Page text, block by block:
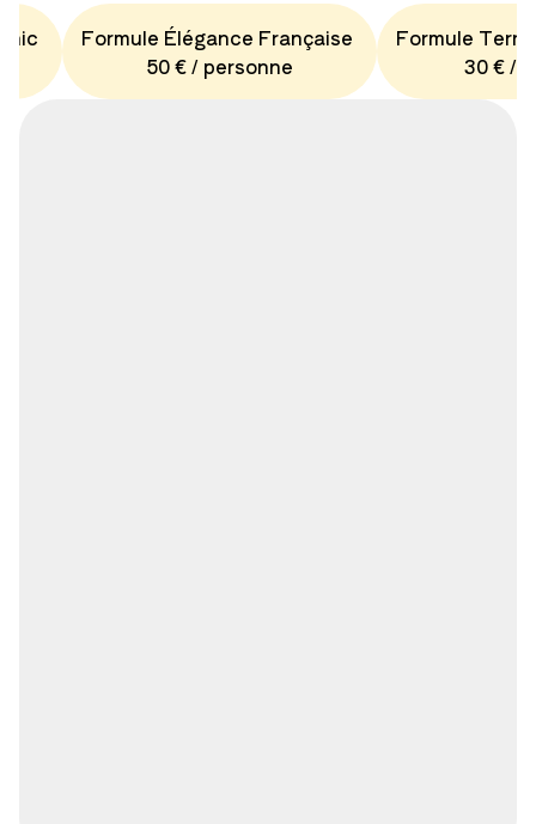
Formule Élégance Française
50 € / personne
Formule
30 € /